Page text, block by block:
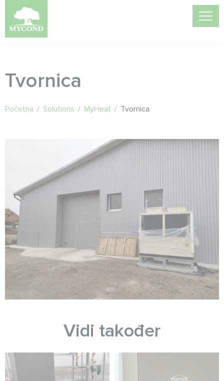
Tvornica
Početna / Solutions / MyHeat / Tvornica
Vidi također